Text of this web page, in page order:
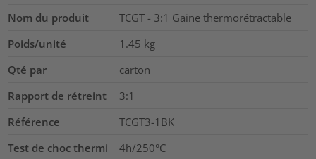
Nom du produit
TCGT - 3:1 Gaine thermorétractable
Poids/unité
1.45 kg
Qté par
carton
Rapport de rétreint
3:1
Référence
TCGT3-1BK
Test de choc thermi
4h/250°C